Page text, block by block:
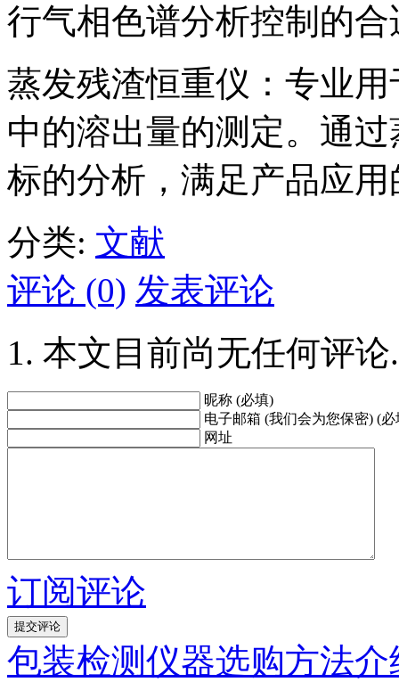
行气相色谱分析控制的
蒸发残渣恒重仪：专业
中的溶出量的测定。通
标的分析，满足产品应
分类: 文献
评论 (0) 发表评论
本文目前尚无任何评论.
昵称 (必填)
电子邮箱 (我们会为您保密) (必
网址
订阅评论
包装检测仪器选购方法介